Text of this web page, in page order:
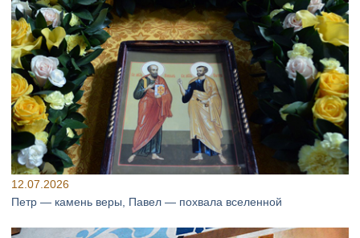
12.07.2026
Петр — камень веры, Павел — похвала вселенной